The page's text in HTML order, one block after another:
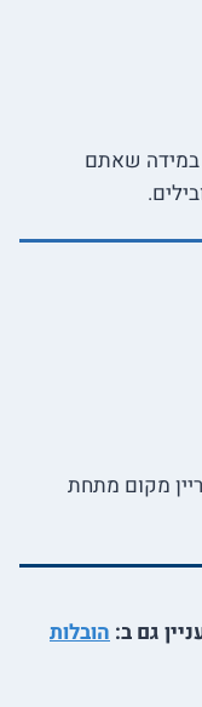
במידה שאתם
מקום מתחת
גם ב: הובלות